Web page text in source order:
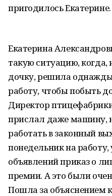
пригодилось Екатерине.
Екатерина
такую ситуацию,
дочку, решила однажды
работу, чтобы побыть
Директор
прислал даже машину,
работать в законный
понедельник на работу,
объявлений приказ о
премии. А это были
Пошла за объяснением